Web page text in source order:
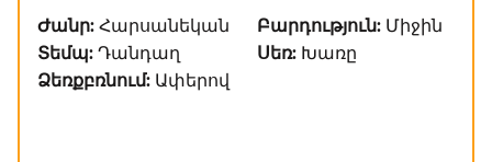
Ժանր: Հարսանեկան Բարդություն: Միջին
Տեմպ: Դանդաղ Սեռ: Խառը
Ձեռքբռնում: Ափերով